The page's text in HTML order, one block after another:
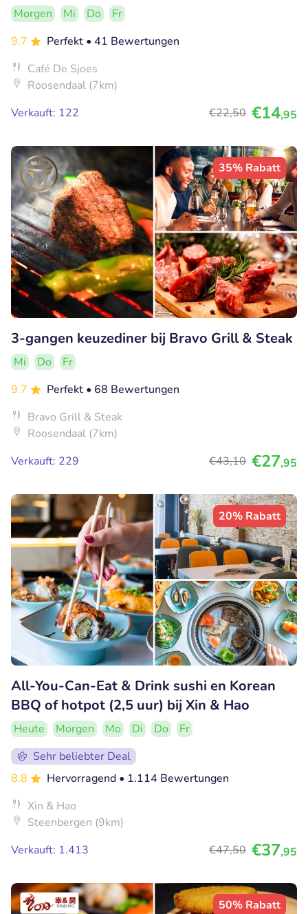
Morgen Mi Do
Fr
9.7
Perfekt • 41 Bewertungen
Café De Sjoes
Roosendaal (7km)
Verkauft: 122
€22,50 €14,95
35% Rabatt
3-gangen keuzediner bij Bravo Grill & Steak
Mi Do
Fr
9.7
Perfekt • 68 Bewertungen
Bravo Grill & Steak
Roosendaal (7km)
Verkauft: 229
€43,10 €27,95
20% Rabatt
All-You-Can-Eat & Drink sushi en Korean
BBQ of hotpot (2,5 uur) bij Xin & Hao
Heute Morgen Mo Di Do
Fr
Sehr beliebter Deal
8.8
Hervorragend • 1.114 Bewertungen
Xin & Hao
Steenbergen (9km)
Verkauft: 1.413
€47,50 €37,95
50% Rabatt